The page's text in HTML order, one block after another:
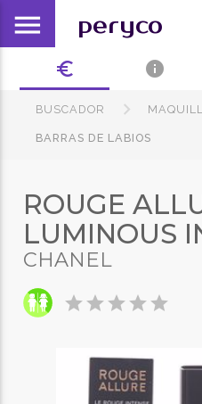
menu peryco
euro_symbol info
BUSCADOR
BARRAS DE LABIOS
ROUGE
LUMINOUS
CHANEL
starstarstarstarstar